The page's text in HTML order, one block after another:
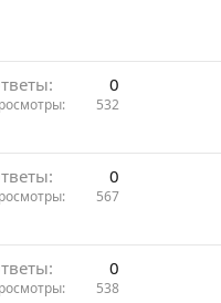
0
532
0
567
0
538